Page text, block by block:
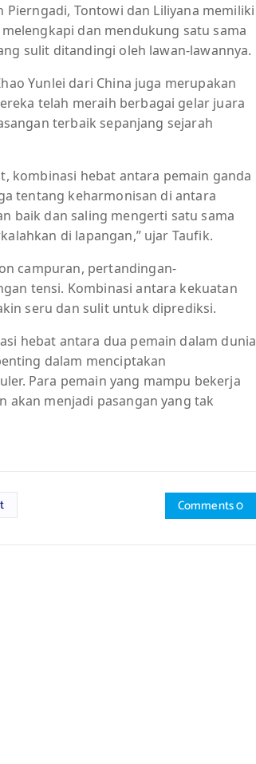
Tontowi dan Liliyana memiliki
dan mendukung satu sama
sulit ditandingi oleh lawan-lawannya.
Yunlei dari China juga merupakan
telah meraih berbagai gelar juara
terbaik sepanjang sejarah
kombinasi hebat antara pemain ganda
tentang keharmonisan di antara
baik dan saling mengerti satu sama
di lapangan,” ujar Taufik.
campuran, pertandingan-
tensi. Kombinasi antara kekuatan
seru dan sulit untuk diprediksi.
hebat antara dua pemain dalam dunia
dalam menciptakan
Para pemain yang mampu bekerja
akan menjadi pasangan yang tak
Comments 0